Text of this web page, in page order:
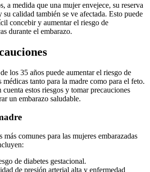
a medida que una mujer envejece, su reserva
calidad también se ve afectada. Esto puede
concebir y aumentar el riesgo de
durante el embarazo.
los 35 años puede aumentar el riesgo de
médicas tanto para la madre como para el feto.
estos riesgos y tomar precauciones
un embarazo saludable.
comunes para las mujeres embarazadas
de diabetes gestacional.
de presión arterial alta y enfermedad